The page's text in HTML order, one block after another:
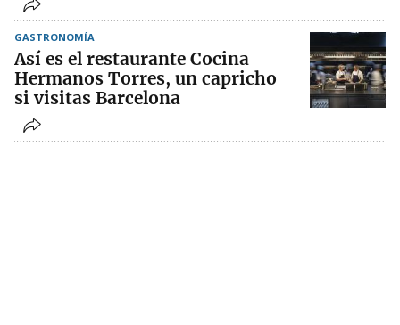
GASTRONOMÍA
Así es el restaurante Cocina
Hermanos Torres, un capricho
si visitas Barcelona